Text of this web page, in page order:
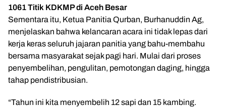
1061 Titik KDKMP di Aceh Besar
Sementara itu, Ketua Panitia Qurban, Burhanuddin Ag,
menjelaskan bahwa kelancaran acara ini tidak lepas dari
kerja keras seluruh jajaran panitia yang bahu-membahu
bersama masyarakat sejak pagi hari. Mulai dari proses
penyembelihan, pengulitan, pemotongan daging, hingga
tahap pendistribusian.
“Tahun ini kita menyembelih 12 sapi dan 15 kambing.